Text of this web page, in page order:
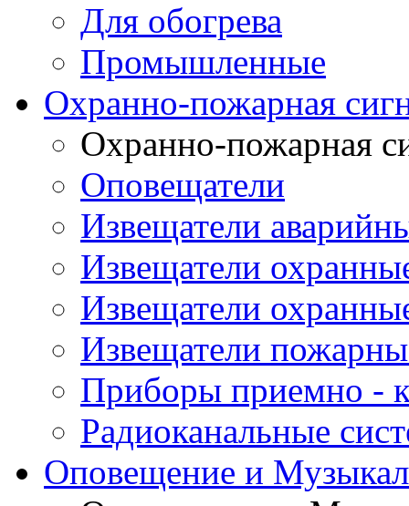
Для обогрева
Промышленные
Охранно-пожарная
Охранно-пожарная
Оповещатели
Извещатели
Извещатели
Извещатели
Извещатели
Приборы приемно -
Радиоканальные
Оповещение и